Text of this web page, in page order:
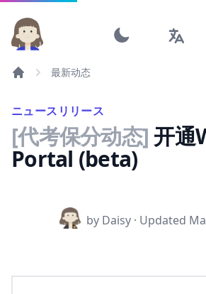
最新动态
ニュースリリース
[代考保分动态] 开通
Portal (beta)
by Daisy · Updated